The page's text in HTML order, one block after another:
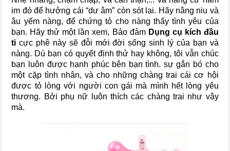
im đó để hưởng cái “dư âm” còn sót lại. Hãy nâng niu và
âu yếm nàng, để chứng tỏ cho nàng thấy tình yêu của
bạn. Hãy thử một lần xem, Bảo đảm Dụng cụ kích đầu
ti cực phê này sẽ đỗi mới đời sống sinh lý của bạn và
nàng. Dù bạn có quyết định thử hay không, tôi vẫn chúc
bạn luôn được hạnh phúc bên bạn tình. sự gắn bó cho
một cặp tình nhân, và cho những chàng trai cái cơ hội
được tỏ lòng với người con gái mà mình hết lòng yêu
thương. Bởi phụ nữ luôn thích các chàng trai như vậy
mà.